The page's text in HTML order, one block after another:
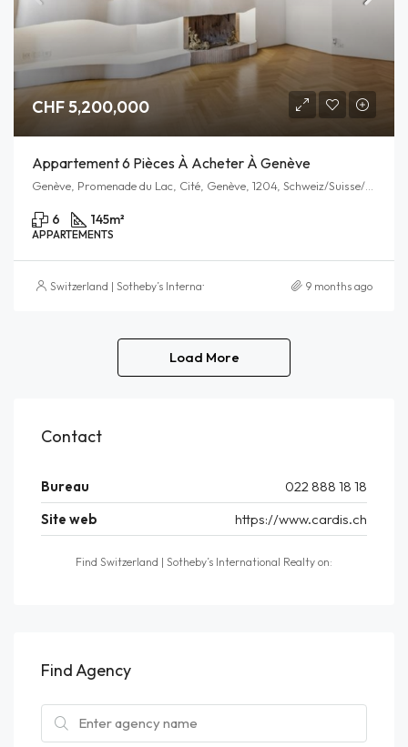
CHF 5,200,000
Appartement 6 Pièces À Acheter À Genève
6 145m²
APPARTEMENTS
Switzerland | Sotheby’s International Realty 9 months ago
Load More
Contact
Bureau
022 888 18 18
Site web
https://www.cardis.ch
Find Switzerland | Sotheby’s International Realty on:
Find Agency